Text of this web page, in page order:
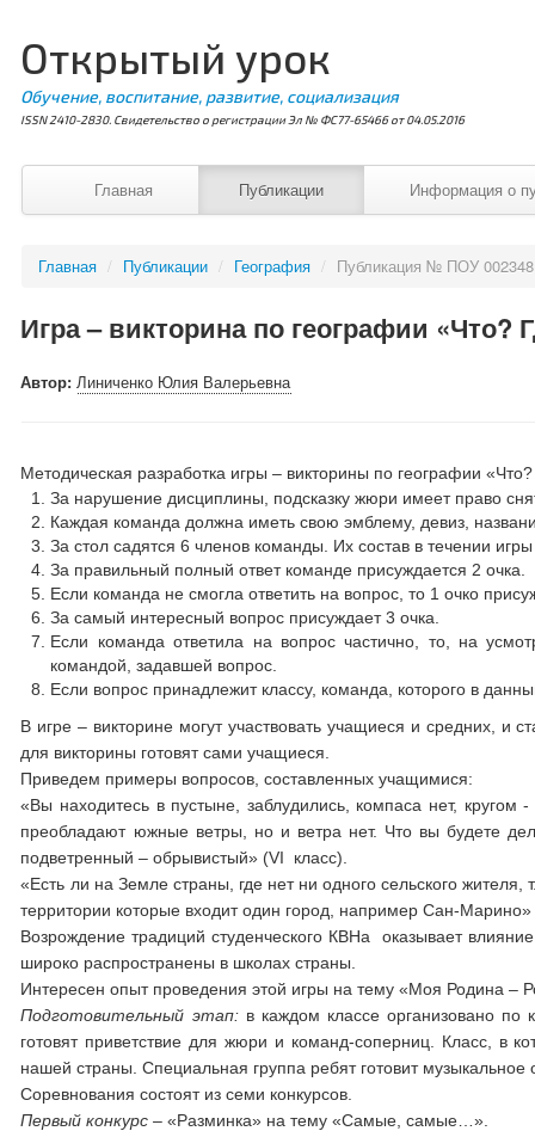
Открытый урок
Обучение, воспитание, развитие, социализация
ISSN 2410-2830. Свидетельство о регистрации Эл № ФС77-65466 от 04.05.2016
Главная Публикации Информация о
Главная / Публикации / География / Публикация № ПОУ 002348
Игра – викторина по географии «Что?
Автор:Линиченко Юлия Валерьевна
Методическая разработка игры – викторины по географии
За нарушение дисциплины, подсказку жюри имеет право
Каждая команда должна иметь свою эмблему, девиз,
За стол садятся 6 членов команды. Их состав в течении
За правильный полный ответ команде присуждается 2 очка.
Если команда не смогла ответить на вопрос, то 1 очко
За самый интересный вопрос присуждает 3 очка.
Если команда ответила на вопрос частично, то, на
командой, задавшей вопрос.
Если вопрос принадлежит классу, команда, которого в
В игре – викторине могут участвовать учащиеся и средних, и
для викторины готовят сами учащиеся.
Приведем примеры вопросов, составленных учащимися:
«Вы находитесь в пустыне, заблудились, компаса нет,
преобладают южные ветры, но и ветра нет. Что вы будете
подветренный – обрывистый» (VI класс).
«Есть ли на Земле страны, где нет ни одного сельского
территории которые входит один город, например Сан-Марино»
Возрождение традиций студенческого КВНа оказывает
широко распространены в школах страны.
Интересен опыт проведения этой игры на тему «Моя Родина –
Подготовительный этап:в каждом классе организовано по
готовят приветствие для жюри и команд-соперниц. Класс, в
нашей страны. Специальная группа ребят готовит
Соревнования состоят из семи конкурсов.
Первый конкурс –«Разминка» на тему «Самые, самые…».